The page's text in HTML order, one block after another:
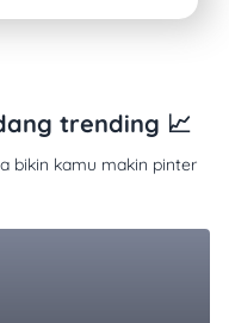
trending 📈
bikin kamu makin pinter